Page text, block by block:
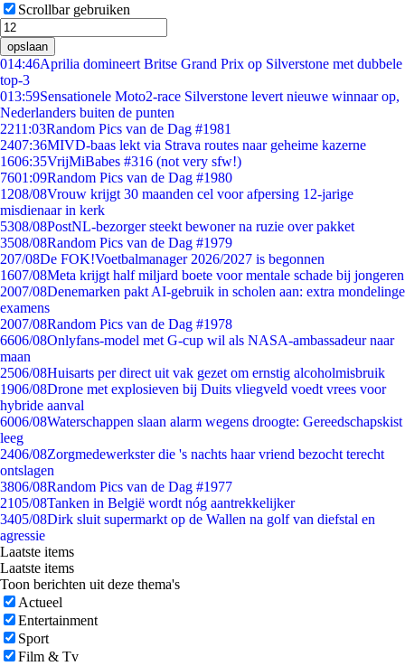
Scrollbar gebruiken
opslaan
014:46Aprilia domineert Britse Grand Prix op Silverstone met dubbele
top-3
013:59Sensationele Moto2-race Silverstone levert nieuwe winnaar op,
Nederlanders buiten de punten
2211:03Random Pics van de Dag #1981
2407:36MIVD-baas lekt via Strava routes naar geheime kazerne
1606:35VrijMiBabes #316 (not very sfw!)
7601:09Random Pics van de Dag #1980
1208/08Vrouw krijgt 30 maanden cel voor afpersing 12-jarige
misdienaar in kerk
5308/08PostNL-bezorger steekt bewoner na ruzie over pakket
3508/08Random Pics van de Dag #1979
207/08De FOK!Voetbalmanager 2026/2027 is begonnen
1607/08Meta krijgt half miljard boete voor mentale schade bij jongeren
2007/08Denemarken pakt AI-gebruik in scholen aan: extra mondelinge
examens
2007/08Random Pics van de Dag #1978
6606/08Onlyfans-model met G-cup wil als NASA-ambassadeur naar
maan
2506/08Huisarts per direct uit vak gezet om ernstig alcoholmisbruik
1906/08Drone met explosieven bij Duits vliegveld voedt vrees voor
hybride aanval
6006/08Waterschappen slaan alarm wegens droogte: Gereedschapskist
leeg
2406/08Zorgmedewerkster die 's nachts haar vriend bezocht terecht
ontslagen
3806/08Random Pics van de Dag #1977
2105/08Tanken in België wordt nóg aantrekkelijker
3405/08Dirk sluit supermarkt op de Wallen na golf van diefstal en
agressie
Laatste items
Laatste items
Toon berichten uit deze thema's
Actueel
Entertainment
Sport
Film & Tv